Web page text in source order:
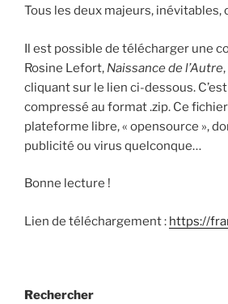
Tous les deux majeurs, inévitables,
Il est possible de télécharger une
Rosine Lefort, Naissance de l’Autre
cliquant sur le lien ci-dessous.
compressé au format .zip. Ce
plateforme libre, « opensource »,
publicité ou virus quelconque…
Bonne lecture !
Lien de téléchargement : https://
Rechercher